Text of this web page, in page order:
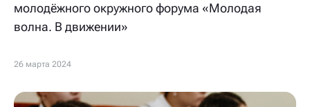
молодёжного окружного форума «Молодая
волна. В движении»
26 марта 2024